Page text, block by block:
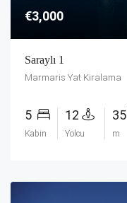
€3,000
Saraylı 1
Marmaris Yat Kiralama
5
Kabin
12
Yolcu
35
m